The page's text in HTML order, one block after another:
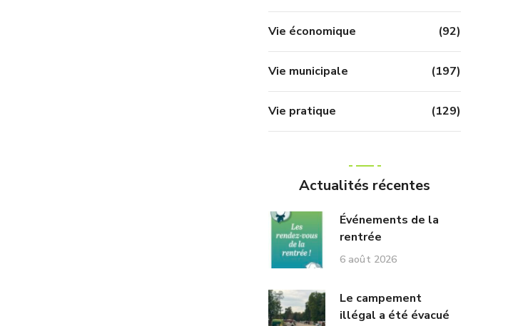
Vie économique (92)
Vie municipale (197)
Vie pratique (129)
Actualités récentes
Événements de la
rentrée
6 août 2026
Le campement
illégal a été évacué